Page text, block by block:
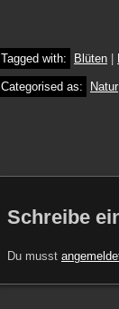
Tagged with: Blüten
Categorised as: Natur
Schreibe
Du musst